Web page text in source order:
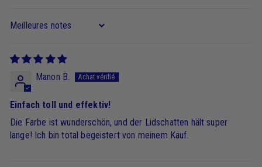
Sort by
Manon B.
Einfach toll und effektiv!
Die Farbe ist wunderschön, und der Lidschatten hält super
lange! Ich bin total begeistert von meinem Kauf.